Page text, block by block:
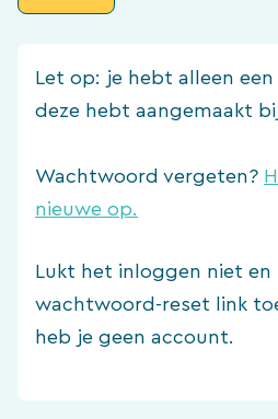
Let op: je hebt alleen
deze hebt aangemaakt
Wachtwoord vergeten?
nieuwe op.
Lukt het inloggen niet en
wachtwoord-reset link
heb je geen account.